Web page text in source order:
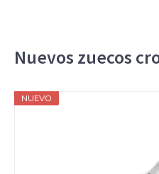
Nuevos zuecos
NUEVO